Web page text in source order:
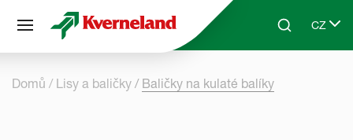
Skip to main contentSearchCZ
Select
Domů Lisy a baličky Baličky na kulaté balíky
Panel pro správu cookies